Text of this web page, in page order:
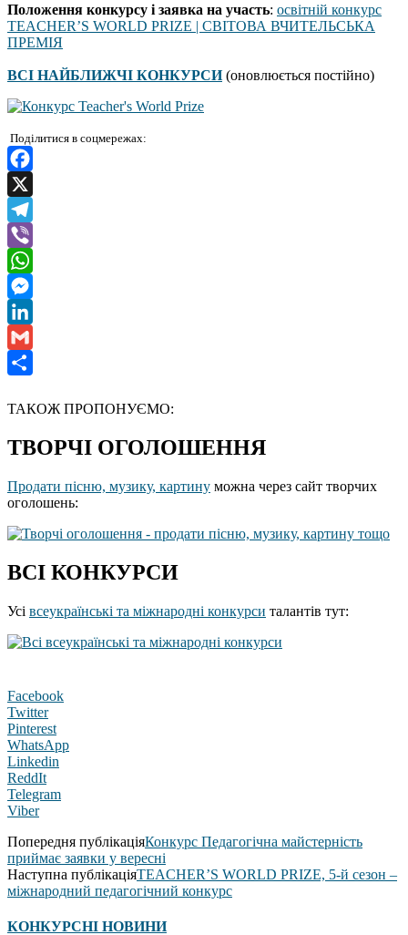
Положення конкурсу і заявка на участь: освітній конкурс
TEACHER’S WORLD PRIZE | СВІТОВА ВЧИТЕЛЬСЬКА
ПРЕМІЯ
ВСІ НАЙБЛИЖЧІ КОНКУРСИ(оновлюється постійно)
Поділитися в соцмережах:
Facebook
X
Telegram
Viber
WhatsApp
Messenger
LinkedIn
Gmail
ТАКОЖ ПРОПОНУЄМО:
ТВОРЧІ ОГОЛОШЕННЯ
Продати пісню, музику, картину можна через сайт творчих
оголошень:
ВСІ КОНКУРСИ
Усі всеукраїнські та міжнародні конкурси талантів тут:
Facebook
Twitter
Pinterest
WhatsApp
Linkedin
ReddIt
Telegram
Viber
Попередня публікаціяКонкурс Педагогічна майстерність
приймає заявки у вересні
Наступна публікаціяTEACHER’S WORLD PRIZE, 5-й сезон –
міжнародний педагогічний конкурс
КОНКУРСНІ НОВИНИ